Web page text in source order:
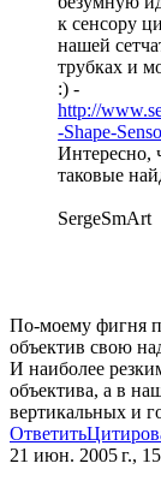
к сенсору
нашей
трубках и
:) -
http://
-Shape-
таковые
SergeSmArt
По-моему фигня
объектив свою
И наиболее
объектива, а в
вертикальных и
Ответить
21 июн. 2005 г.,